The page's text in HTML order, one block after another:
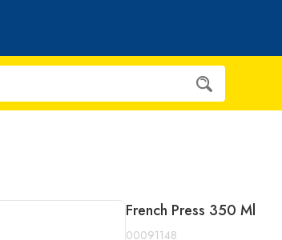
French Press 350 Ml
00091148